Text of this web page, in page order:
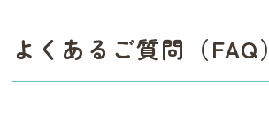
よくあるご質問（FAQ）